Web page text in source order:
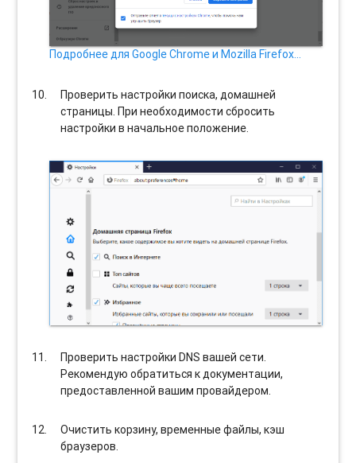
Подробнее для Google Chrome и Mozilla Firefox…
Проверить настройки поиска, домашней
страницы. При необходимости сбросить
настройки в начальное положение.
Проверить настройки DNS вашей сети.
Рекомендую обратиться к документации,
предоставленной вашим провайдером.
Очистить корзину, временные файлы, кэш
браузеров.